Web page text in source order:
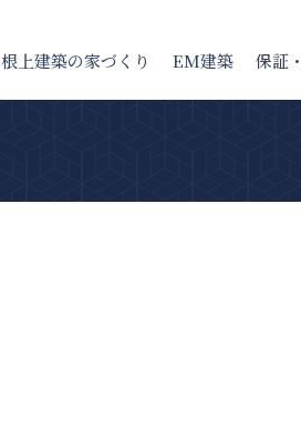
根上建築の家づくり EM建築 保証